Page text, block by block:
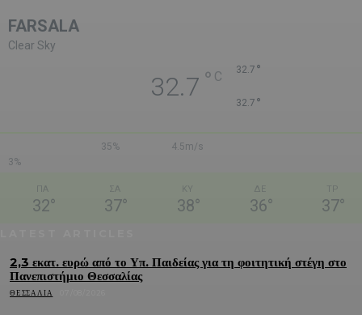
FARSALA
Clear Sky
32.7 ° C 32.7 °
32.7 °
35%
4.5m/s
3%
ΠΑ
32°
ΣΑ
37°
ΚΥ
38°
ΔΕ
36°
ΤΡ
37°
2,3 εκατ. ευρώ από το Υπ. Παιδείας για τη φοιτητική στέγη στο
Πανεπιστήμιο Θεσσαλίας
ΘΕΣΣΑΛΊΑ